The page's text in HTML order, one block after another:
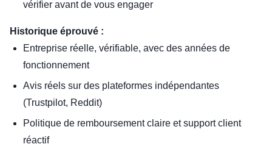
vérifier avant de vous engager
Historique éprouvé :
Entreprise réelle, vérifiable, avec des années de
fonctionnement
Avis réels sur des plateformes indépendantes
(Trustpilot, Reddit)
Politique de remboursement claire et support client
réactif